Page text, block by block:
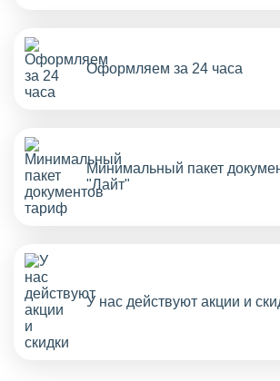
Оформляем за 24 часа
Минимальный пакет
"Лайт"
У нас действуют акции и